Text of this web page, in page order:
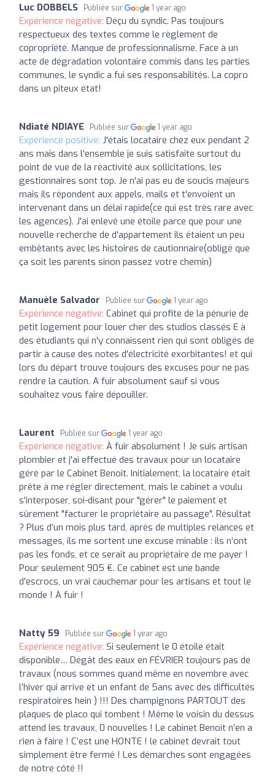
Luc DOBBELS Publiée sur 1 year ago
Expérience négative: Déçu du syndic. Pas toujours
respectueux des textes comme le règlement de
copropriété. Manque de professionnalisme. Face à un
acte de dégradation volontaire commis dans les parties
communes, le syndic a fui ses responsabilités. La copro
dans un piteux état!
Ndiaté NDIAYE Publiée sur 1 year ago
Expérience positive: J'étais locataire chez eux pendant 2
ans mais dans l'ensemble je suis satisfaite surtout du
point de vue de la réactivité aux sollicitations, les
gestionnaires sont top. Je n'ai pas eu de soucis majeurs
mais ils répondent aux appels, mails et t'envoient un
intervenant dans un délai rapide(ce qui est très rare avec
les agences). J'ai enlevé une étoile parce que pour une
nouvelle recherche de d'appartement ils étaient un peu
embêtants avec les histoires de cautionnaire(obligé que
ça soit les parents sinon passez votre chemin)
Manuèle Salvador Publiée sur 1 year ago
Expérience négative: Cabinet qui profite de la pénurie de
petit logement pour louer cher des studios classés E à
des étudiants qui n'y connaissent rien qui sont obligés de
partir à cause des notes d'électricité exorbitantes! et qui
lors du départ trouve toujours des excuses pour ne pas
rendre la caution. A fuir absolument sauf si vous
souhaitez vous faire dépouiller.
Laurent Publiée sur 1 year ago
Expérience négative: À fuir absolument ! Je suis artisan
plombier et j'ai effectué des travaux pour un locataire
géré par le Cabinet Benoît. Initialement, la locataire était
prête à me régler directement, mais le cabinet a voulu
s'interposer, soi-disant pour "gérer" le paiement et
sûrement "facturer le propriétaire au passage". Résultat
? Plus d’un mois plus tard, après de multiples relances et
messages, ils me sortent une excuse minable : ils n’ont
pas les fonds, et ce serait au propriétaire de me payer !
Pour seulement 905 €. Ce cabinet est une bande
d'escrocs, un vrai cauchemar pour les artisans et tout le
monde ! À fuir !
Natty 59 Publiée sur 1 year ago
Expérience négative: Si seulement le 0 étoile était
disponible… Dégât des eaux en FÉVRIER toujours pas de
travaux (nous sommes quand même en novembre avec
l’hiver qui arrive et un enfant de 5ans avec des difficultés
respiratoires hein ) !!! Des champignons PARTOUT des
plaques de placo qui tombent ! Même le voisin du dessus
attend les travaux, 0 nouvelles ! Le cabinet Benoît n’en a
rien à faire ! C’est une HONTE ! le cabinet devrait tout
simplement être fermé ! Les démarches sont engagées
de notre côté !!